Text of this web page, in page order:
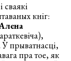
сваякі
кніг:
прыватнасці,
пра тое, як